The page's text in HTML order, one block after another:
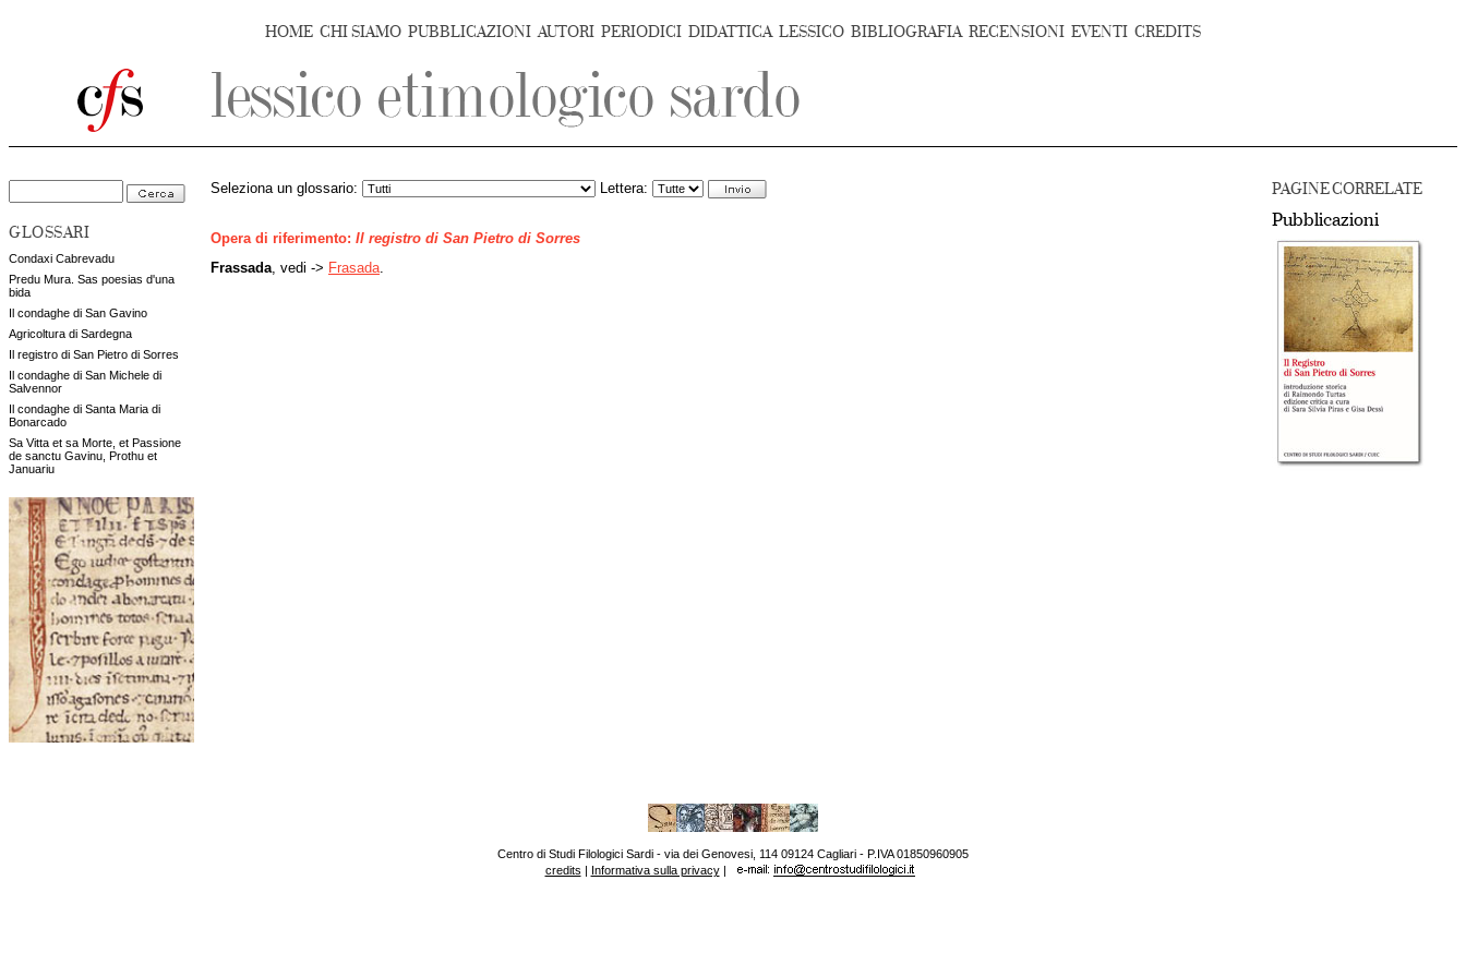
HOME CHI SIAMO PUBBLICAZIONI AUTORI PERIODICI DIDATTICA LESSICO BIBLIOGRAFIA RECENSIONI EVENTI CREDITS
GLOSSARI
Condaxi Cabrevadu
Predu Mura. Sas poesias d'una
bida
Il condaghe di San Gavino
Agricoltura di Sardegna
Il registro di San Pietro di Sorres
Il condaghe di San Michele di
Salvennor
Il condaghe di Santa Maria di
Bonarcado
Sa Vitta et sa Morte, et Passione
de sanctu Gavinu, Prothu et
Januariu
PAGINE CORRELATE
Pubblicazioni
Seleziona un glossario: Lettera:
Opera di riferimento: Il registro di San Pietro di Sorres
Frassada , vedi -> Frasada
Centro di Studi Filologici Sardi - via dei Genovesi, 114 09124 Cagliari - P.IVA 01850960905
credits | Informativa sulla privacy|